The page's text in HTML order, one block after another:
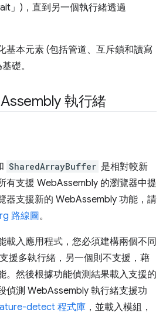
」)，直到另一個執行緒透過
基本元素 (包括管道、互斥鎖和讀寫
礎。
Assembly 執行緒
SharedArrayBuffer 是相對較新
有支援 WebAssembly 的瀏覽器中提
器支援新的 WebAssembly 功能，請
路線圖。
載入應用程式，您必須建構兩個不同
援多執行緒，另一個則不支援，藉
。然後根據功能偵測結果載入支援的
偵測 WebAssembly 執行緒支援功
detect 程式庫 ，並載入模組，